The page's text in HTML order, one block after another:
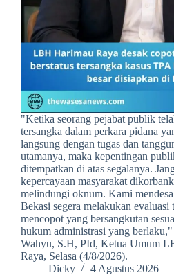
​"Ketika seorang pejabat publik
tersangka dalam perkara pidana
langsung dengan tugas dan
utamanya, maka kepentingan
ditempatkan di atas segalanya.
kepercayaan masyarakat
melindungi oknum. Kami
Bekasi segera melakukan evaluasi
mencopot yang bersangkutan
hukum administrasi yang
Wahyu, S.H, PId, Ketua Umum
Raya, Selasa (4/8/2026).
Dicky
4 Agustus 2026